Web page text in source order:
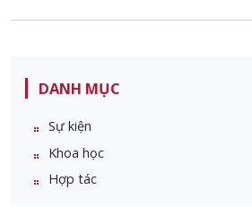
DANH MỤC
Sự kiện
Khoa học
Hợp tác